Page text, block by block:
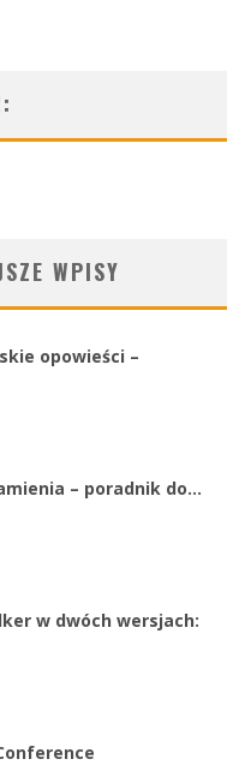
WPISY
opowieści –
– poradnik do…
w dwóch wersjach: